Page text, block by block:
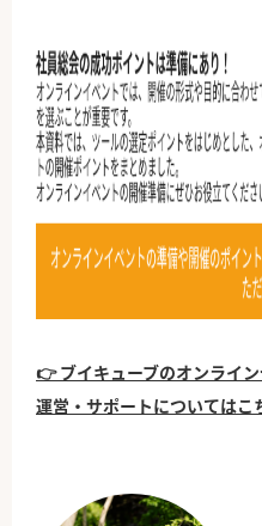
👉 ブイキューブのオンライ
運営・サポートについてはこ